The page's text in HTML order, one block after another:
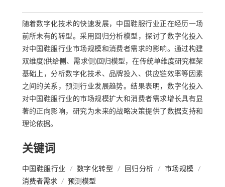
随着数字化技术的快速发展，中国鞋服行业正在经历一场
前所未有的转型。采用回归分析模型，探讨了数字化投入
对中国鞋服行业市场规模和消费者需求的影响。通过构建
双维度(供给侧、需求侧)回归模型，在传统单维度研究框架
基础上，分析数字化技术、品牌投入、供应链效率等因素
之间的关系，预测行业发展趋势。结果表明，数字化投入
对中国鞋服行业的市场规模扩大和消费者需求增长具有显
著的正向影响，研究为未来的战略决策提供了数据支持和
理论依据。
关键词
中国鞋服行业 / 数字化转型 / 回归分析 / 市场规模
/
消费者需求 / 预测模型